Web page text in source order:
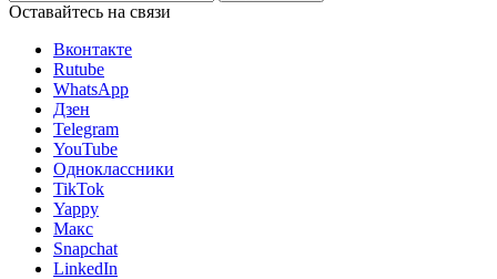
Оставайтесь на связи
Вконтакте
Rutube
WhatsApp
Дзен
Telegram
YouTube
Одноклассники
TikTok
Yappy
Макс
Snapchat
LinkedIn